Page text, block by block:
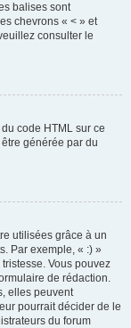
balises sont
chevrons « < » et
consulter le
code HTML sur ce
générée par du
utilisées grâce à un
Par exemple, « :) »
Vous pouvez
de rédaction.
elles peuvent
pourrait décider de le
du forum